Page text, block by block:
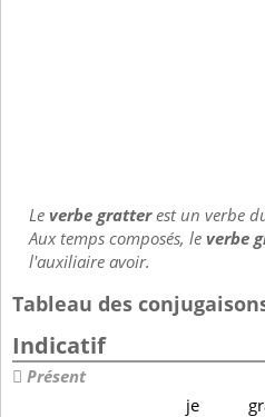
Leverbe gratterest un verbe
Aux temps composés, leverbe
l'auxiliaire avoir.
Tableau des
Indicatif
Présent
je